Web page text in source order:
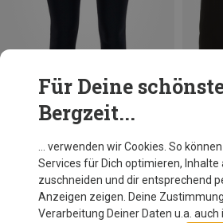
Du sparst bis 32%
Für Deine
Bergzeit...
… verwenden wir Cookies. So
Services für Dich optimieren, Inhalte
zuschneiden und dir entsprechend
Anzeigen zeigen. Deine
Verarbeitung Deiner Daten u.a. auch